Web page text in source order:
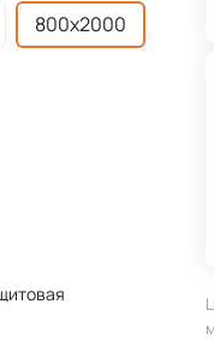
800х2000